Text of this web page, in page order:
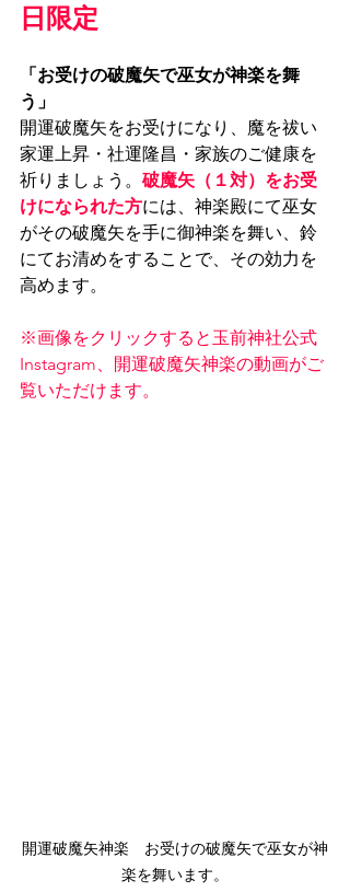
日限定
「お受けの破魔矢で巫女が神楽を舞
う」
開運破魔矢をお受けになり、魔を祓い
家運上昇・社運隆昌・家族のご健康を
祈りましょう。 破魔矢（１対）をお受
けになられた方には、神楽殿にて巫女
がその破魔矢を手に御神楽を舞い、鈴
にてお清めをすることで、その効力を
高めます。
※画像をクリックすると玉前神社公式
Instagram、開運破魔矢神楽の動画がご
覧いただけます。
開運破魔矢神楽　お受けの破魔矢で巫女が神
楽を舞います。